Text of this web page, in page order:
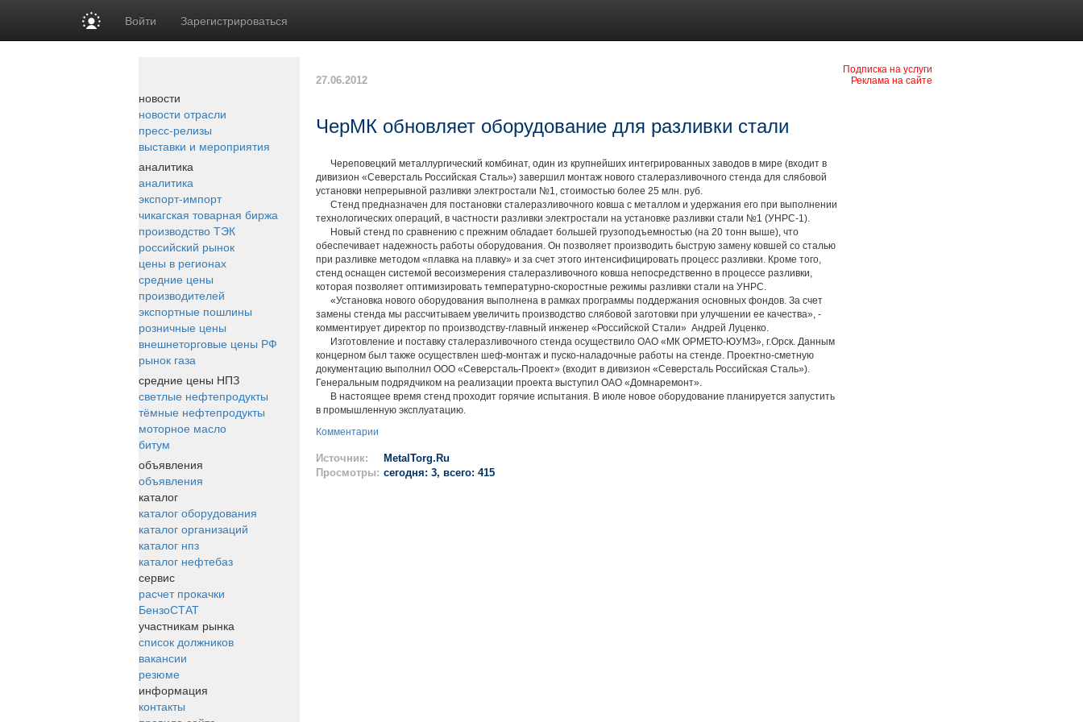
Войти Зарегистрироваться
новости
новости отрасли
пресс-релизы
выставки и мероприятия
аналитика
аналитика
экспорт-импорт
чикагская товарная биржа
производство ТЭК
российский рынок
цены в регионах
средние цены
производителей
экспортные пошлины
розничные цены
внешнеторговые цены РФ
рынок газа
средние цены НПЗ
светлые нефтепродукты
тёмные нефтепродукты
моторное масло
битум
объявления
объявления
каталог
каталог оборудования
каталог организаций
каталог нпз
каталог нефтебаз
сервис
расчет прокачки
БензоСТАТ
участникам рынка
список должников
вакансии
резюме
информация
контакты
Подписка на услуги
Реклама на сайте
27.06.2012
ЧерМК обновляет оборудование для разливки стали
Череповецкий металлургический комбинат, один из крупнейших интегрированных заводов в мире (входит в
дивизион «Северсталь Российская Сталь») завершил монтаж нового сталеразливочного стенда для слябовой
установки непрерывной разливки электростали №1, стоимостью более 25 млн. руб.
Стенд предназначен для постановки сталеразливочного ковша с металлом и удержания его при выполнении
технологических операций, в частности разливки электростали на установке разливки стали №1 (УНРС-1).
Новый стенд по сравнению с прежним обладает большей грузоподъемностью (на 20 тонн выше), что
обеспечивает надежность работы оборудования. Он позволяет производить быструю замену ковшей со сталью
при разливке методом «плавка на плавку» и за счет этого интенсифицировать процесс разливки. Кроме того,
стенд оснащен системой весоизмерения сталеразливочного ковша непосредственно в процессе разливки,
которая позволяет оптимизировать температурно-скоростные режимы разливки стали на УНРС.
«Установка нового оборудования выполнена в рамках программы поддержания основных фондов. За счет
замены стенда мы рассчитываем увеличить производство слябовой заготовки при улучшении ее качества», -
комментирует директор по производству-главный инженер «Российской Стали» Андрей Луценко.
Изготовление и поставку сталеразливочного стенда осуществило ОАО «МК ОРМЕТО-ЮУМЗ», г.Орск. Данным
концерном был также осуществлен шеф-монтаж и пуско-наладочные работы на стенде. Проектно-сметную
документацию выполнил ООО «Северсталь-Проект» (входит в дивизион «Северсталь Российская Сталь»).
Генеральным подрядчиком на реализации проекта выступил ОАО «Домнаремонт».
В настоящее время стенд проходит горячие испытания. В июле новое оборудование планируется запустить
в промышленную эксплуатацию.
Комментарии
Источник:
MetalTorg.Ru
Просмотры: сегодня: 3, всего: 415